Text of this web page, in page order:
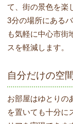
て、街の景色を楽
3分の場所にある
も気軽に中心市街
スを軽減します。
自分だけの空
お部屋はゆとりの
を置いても十分に